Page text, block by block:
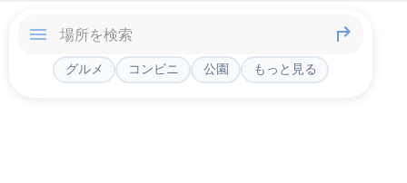
グルメ コンビニ 公園 もっと見る